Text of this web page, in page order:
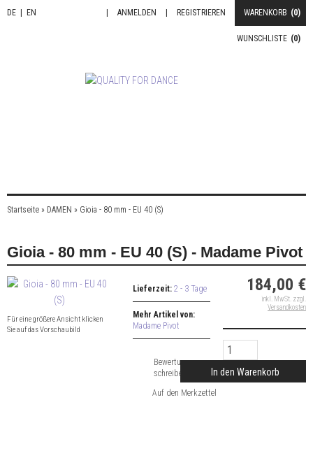
DE EN WARENKORB (0)
REGISTRIEREN
ANMELDEN
WUNSCHLISTE (0)
Startseite » DAMEN » Gioia - 80 mm - EU 40 (S)
Gioia - 80 mm - EU 40 (S) - Madame Pivot
Für eine größere Ansicht klicken
Sie auf das Vorschaubild
Lieferzeit: 2 - 3 Tage
Mehr Artikel von:
Madame Pivot
Bewertung
schreiben
184,00 €
inkl. MwSt. zzgl.
Versandkosten
In den Warenkorb